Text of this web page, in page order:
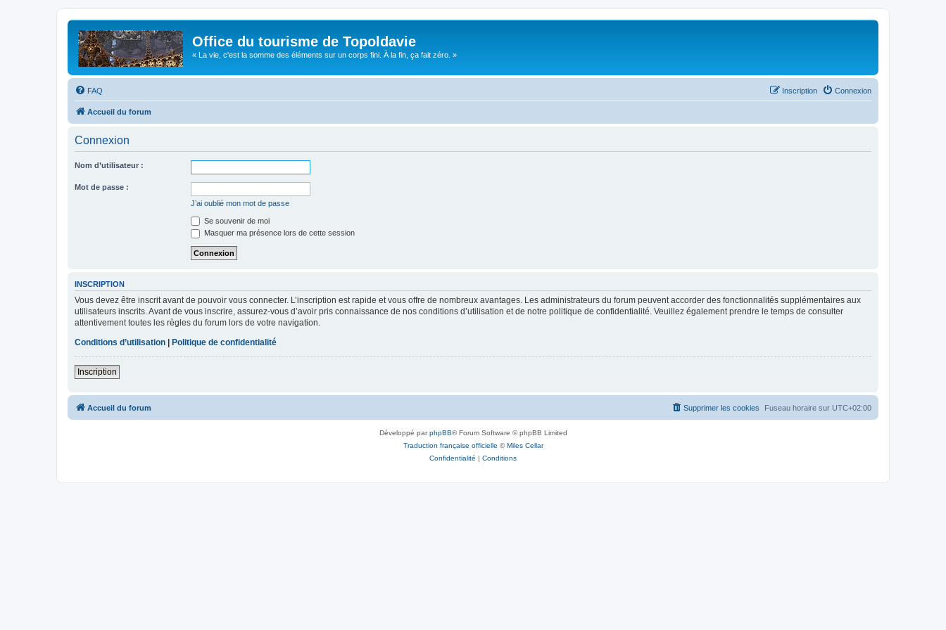
Office du tourisme de Topoldavie
« La vie, c'est la somme des éléments sur un corps fini. À la fin, ça fait zéro. »
FAQ Connexion
Inscription
Accueil du forum
Connexion
Nom d’utilisateur :
Mot de passe :
J’ai oublié mon mot de passe
Se souvenir de moi
Masquer ma présence lors de cette session
INSCRIPTION
Vous devez être inscrit avant de pouvoir vous connecter. L’inscription est rapide et vous offre de nombreux avantages. Les administrateurs du forum peuvent accorder des fonctionnalités supplémentaires aux
utilisateurs inscrits. Avant de vous inscrire, assurez-vous d’avoir pris connaissance de nos conditions d’utilisation et de notre politique de confidentialité. Veuillez également prendre le temps de consulter
attentivement toutes les règles du forum lors de votre navigation.
Conditions d’utilisation
Politique de confidentialité
Inscription
Accueil du forum Fuseau horaire sur UTC+02:00
Supprimer les cookies
Développé parphpBB® Forum Software © phpBB Limited
Traduction française officielle ©Miles Cellar
Confidentialité | Conditions